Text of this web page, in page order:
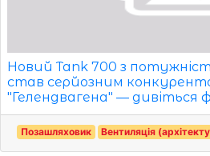
Новий Tank 700 з
став серйозним
"Гелендвагена" — дивіться
Позашляховик Вентиляція